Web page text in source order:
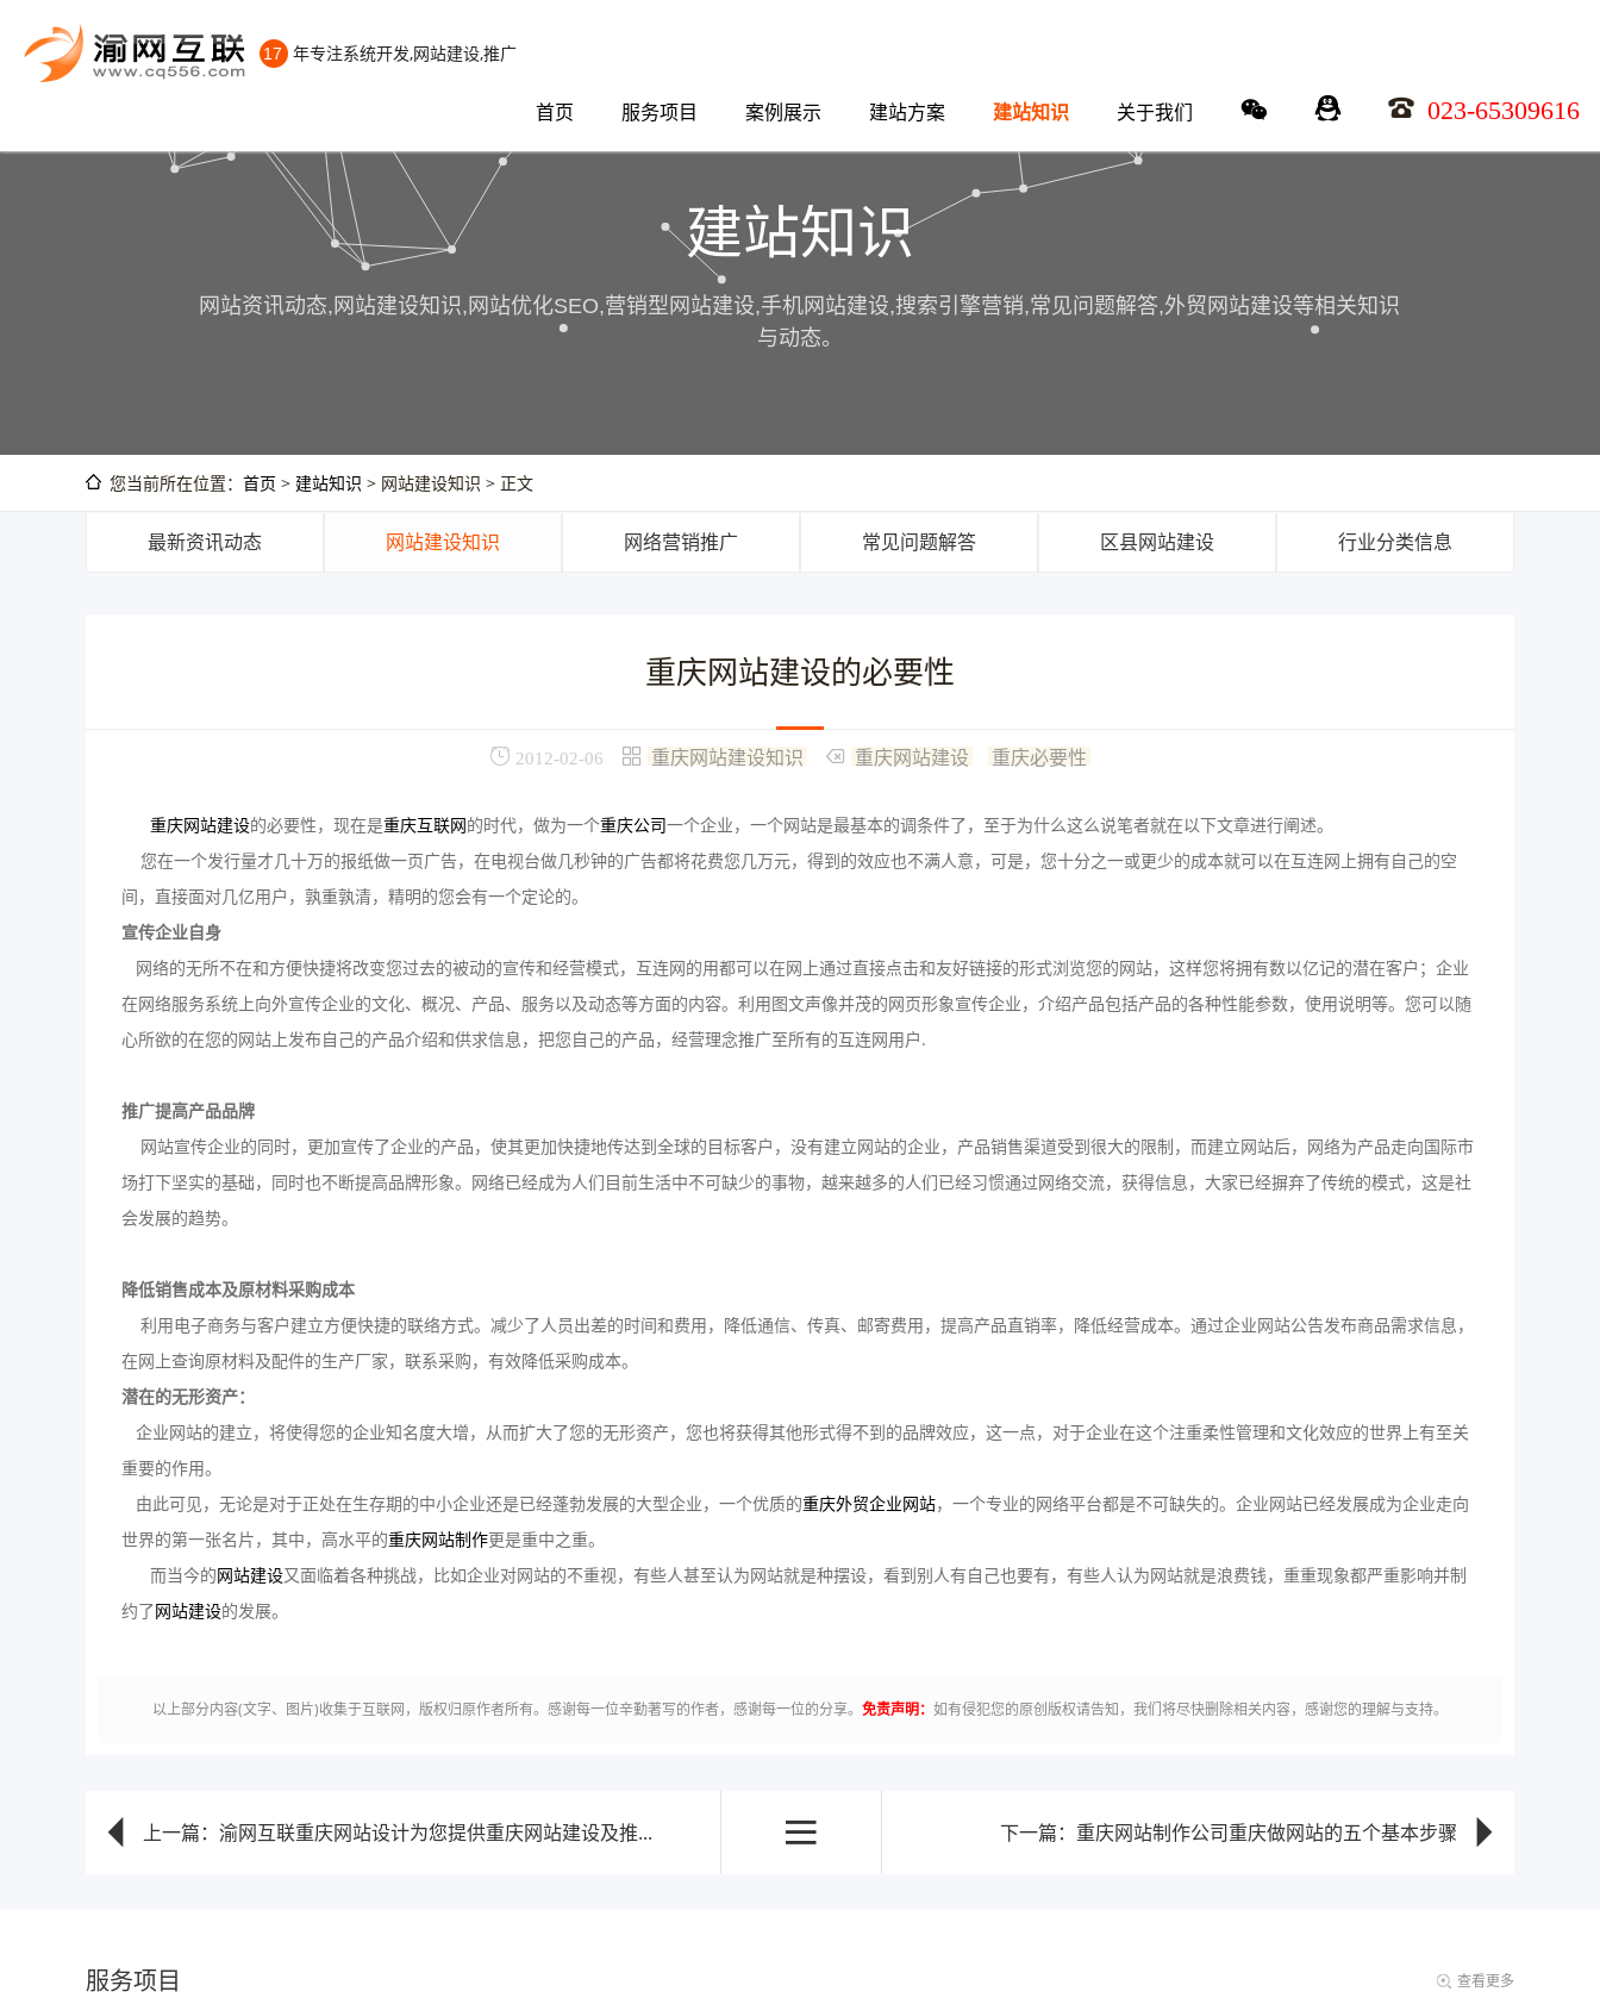
17 年专注系统开发,网站建设,推广
首页 服务项目 案例展示 建站方案 建站知识 关于我们 023-65309616
建站知识
网站资讯动态,网站建设知识,网站优化SEO,营销型网站建设,手机网站建设,搜索引擎营销,常见问题解答,外贸网站建设等相关知识
与动态。
您当前所在位置： 首页 > 建站知识 > 网站建设知识 > 正文
最新资讯动态 网站建设知识 网络营销推广 常见问题解答 区县网站建设 行业分类信息
重庆网站建设的必要性
2012-02-06 重庆网站建设知识 重庆网站建设 重庆必要性
重庆网站建设的必要性，现在是重庆互联网的时代，做为一个重庆公司一个企业，一个网站是最基本的调条件了，至于为什么这么说笔者就在以下文章进行阐述。
您在一个发行量才几十万的报纸做一页广告，在电视台做几秒钟的广告都将花费您几万元，得到的效应也不满人意，可是，您十分之一或更少的成本就可以在互连网上拥有自己的空
间，直接面对几亿用户，孰重孰清，精明的您会有一个定论的。
宣传企业自身
网络的无所不在和方便快捷将改变您过去的被动的宣传和经营模式，互连网的用都可以在网上通过直接点击和友好链接的形式浏览您的网站，这样您将拥有数以亿记的潜在客户；企业
在网络服务系统上向外宣传企业的文化、概况、产品、服务以及动态等方面的内容。利用图文声像并茂的网页形象宣传企业，介绍产品包括产品的各种性能参数，使用说明等。您可以随
心所欲的在您的网站上发布自己的产品介绍和供求信息，把您自己的产品，经营理念推广至所有的互连网用户.
推广提高产品品牌
网站宣传企业的同时，更加宣传了企业的产品，使其更加快捷地传达到全球的目标客户，没有建立网站的企业，产品销售渠道受到很大的限制，而建立网站后，网络为产品走向国际市
场打下坚实的基础，同时也不断提高品牌形象。网络已经成为人们目前生活中不可缺少的事物，越来越多的人们已经习惯通过网络交流，获得信息，大家已经摒弃了传统的模式，这是社
会发展的趋势。
降低销售成本及原材料采购成本
利用电子商务与客户建立方便快捷的联络方式。减少了人员出差的时间和费用，降低通信、传真、邮寄费用，提高产品直销率，降低经营成本。通过企业网站公告发布商品需求信息，
在网上查询原材料及配件的生产厂家，联系采购，有效降低采购成本。
潜在的无形资产：
企业网站的建立，将使得您的企业知名度大增，从而扩大了您的无形资产，您也将获得其他形式得不到的品牌效应，这一点，对于企业在这个注重柔性管理和文化效应的世界上有至关
重要的作用。
由此可见，无论是对于正处在生存期的中小企业还是已经蓬勃发展的大型企业，一个优质的重庆外贸企业网站，一个专业的网络平台都是不可缺失的。企业网站已经发展成为企业走向
世界的第一张名片，其中，高水平的重庆网站制作更是重中之重。
而当今的网站建设又面临着各种挑战，比如企业对网站的不重视，有些人甚至认为网站就是种摆设，看到别人有自己也要有，有些人认为网站就是浪费钱，重重现象都严重影响并制
约了网站建设的发展。
以上部分内容(文字、图片)收集于互联网，版权归原作者所有。感谢每一位辛勤著写的作者，感谢每一位的分享。 免责声明： 如有侵犯您的原创版权请告知，我们将尽快删除相关内容，感谢您的理解与支持。
上一篇：渝网互联重庆网站设计为您提供重庆网站建设及推... 下一篇：重庆网站制作公司重庆做网站的五个基本步骤
服务项目 查看更多